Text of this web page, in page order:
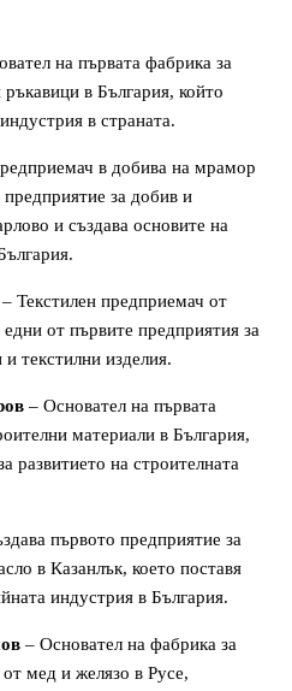
на първата фабрика за
в България, който
в страната.
в добива на мрамор
за добив и
и създава основите на
– Текстилен предприемач от
от първите предприятия за
текстилни изделия.
– Основател на първата
материали в България,
развитието на строителната
първото предприятие за
в Казанлък, което поставя
индустрия в България.
– Основател на фабрика за
мед и желязо в Русе,